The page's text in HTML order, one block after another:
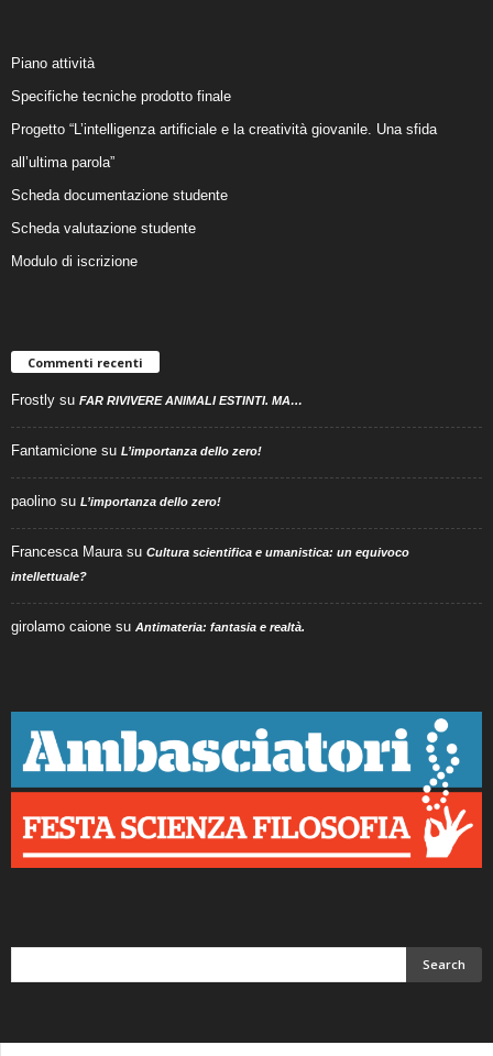
Piano attività
Specifiche tecniche prodotto finale
Progetto “L’intelligenza artificiale e la creatività giovanile. Una sfida
all’ultima parola”
Scheda documentazione studente
Scheda valutazione studente
Modulo di iscrizione
Commenti recenti
Frostly su FAR RIVIVERE ANIMALI ESTINTI. MA…
Fantamicione su L’importanza dello zero!
paolino su L’importanza dello zero!
Francesca Maura su Cultura scientifica e umanistica: un equivoco
intellettuale?
girolamo caione su Antimateria: fantasia e realtà.